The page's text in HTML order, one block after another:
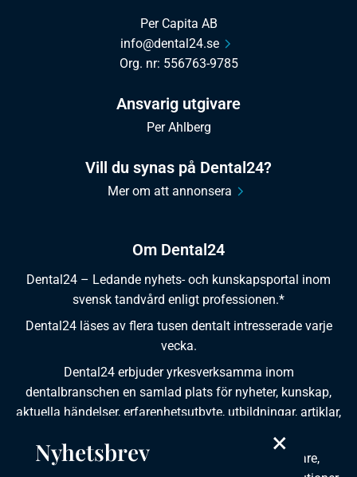
Om Dental24
Dental24 – Ledande nyhets- och kunskapsportal inom
svensk tandvård enligt professionen.*
Dental24 läses av flera tusen dentalt intresserade varje
vecka.
Dental24 erbjuder yrkesverksamma inom
dentalbranschen en samlad plats för nyheter, kunskap,
aktuella händelser, erfarenhetsutbyte, utbildningar, artiklar,
Dental24 produceras i samverkan med tandläkare,
Per Capita AB
info@dental24.se
Org. nr: 556763-9785
Ansvarig utgivare
Per Ahlberg
Vill du synas på Dental24?
Mer om att annonsera
×
Nyhetsbrev